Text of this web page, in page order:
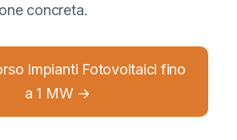
concreta.
Impianti Fotovoltaici fino
a 1 MW →